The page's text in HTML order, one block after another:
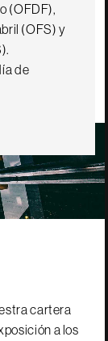
(OFDF),
(OFS) y
de
cartera
a los